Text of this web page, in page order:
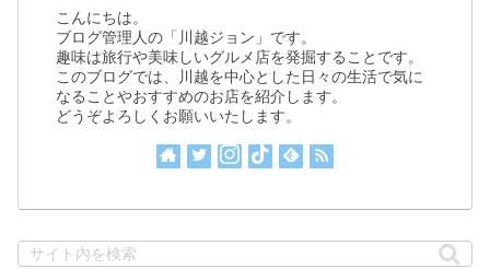
こんにちは。
ブログ管理人の「川越ジョン」です。
趣味は旅行や美味しいグルメ店を発掘することです。
このブログでは、川越を中心とした日々の生活で気に
なることやおすすめのお店を紹介します。
どうぞよろしくお願いいたします。